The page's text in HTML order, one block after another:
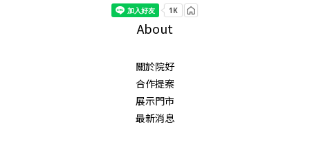
About
關於院好
合作提案
展示門市
最新消息